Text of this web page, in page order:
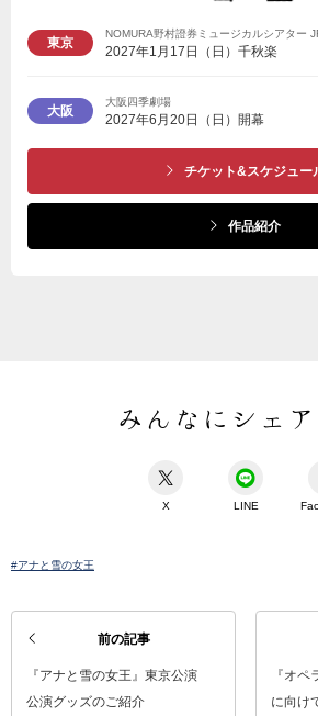
東京
NOMURA野村證券ミュージカルシアター
2027年1月17日（日）千秋楽
大阪
大阪四季劇場
2027年6月20日（日）開幕
チケット&スケジュー
作品紹介
みんなにシェア
X LINE
#アナと雪の女王
前の記事
『アナと雪の女王』東京公演
公演グッズのご紹介
『オ
に向け